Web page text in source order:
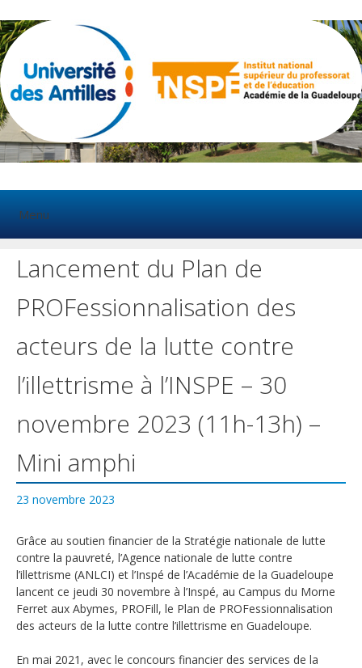
au
contenu
Menu
Lancement du Plan de
PROFessionnalisation des
acteurs de la lutte contre
l’illettrisme à l’INSPE – 30
novembre 2023 (11h-13h) –
Mini amphi
23 novembre 2023
Grâce au soutien financier de la Stratégie nationale de lutte
contre la pauvreté, l’Agence nationale de lutte contre
l’illettrisme (ANLCI) et l’Inspé de l’Académie de la Guadeloupe
lancent ce jeudi 30 novembre à l’Inspé, au Campus du Morne
Ferret aux Abymes, PROFill, le Plan de PROFessionnalisation
des acteurs de la lutte contre l’illettrisme en Guadeloupe.
En mai 2021, avec le concours financier des services de la